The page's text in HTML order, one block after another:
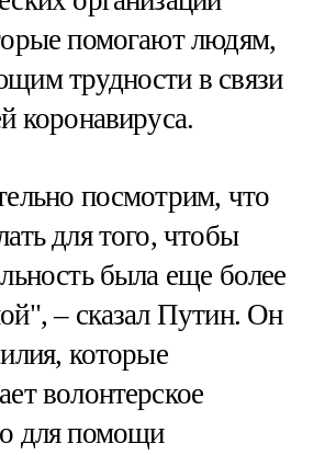
помогают людям,
трудности в связи
коронавируса.
посмотрим, что
для того, чтобы
была еще более
– сказал Путин. Он
которые
волонтерское
для помощи